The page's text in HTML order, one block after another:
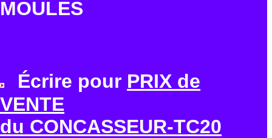
MOULES
Écrire pour PRIX de
VENTE
du CONCASSEUR-TC20